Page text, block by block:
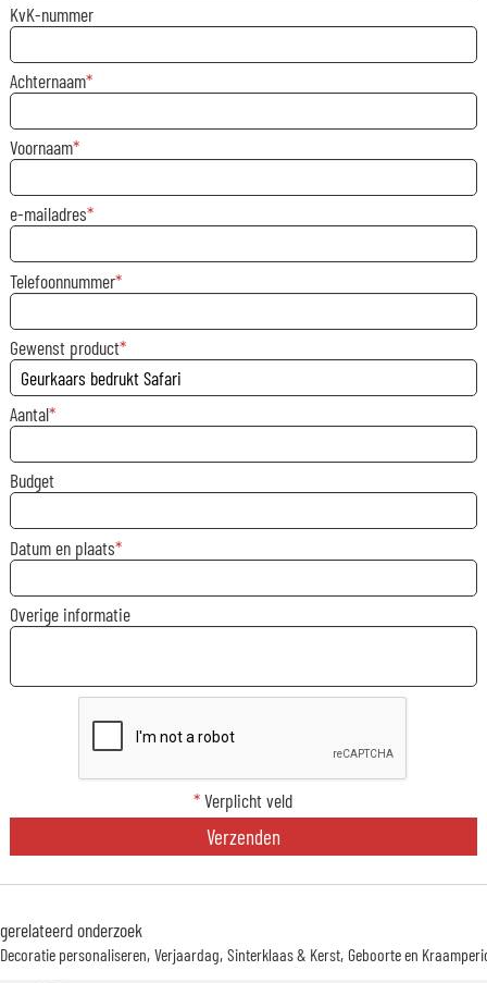
KvK-nummer
Achternaam
Voornaam
e-mailadres
Telefoonnummer
Gewenst product
Aantal
Budget
Datum en plaats
Overige informatie
*Verplicht veld
Verzenden
gerelateerd onderzoek
Decoratie personaliseren Verjaardag Sinterklaas & Kerst Geboorte en